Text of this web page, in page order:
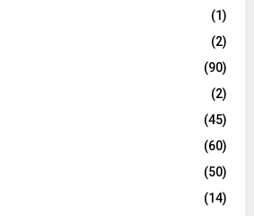
(1)
(2)
(90)
(2)
(45)
(60)
(50)
(14)